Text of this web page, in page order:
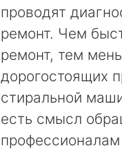
проводят
ремонт. Чем
ремонт, тем
дорогостоящих
стиральной
есть смысл